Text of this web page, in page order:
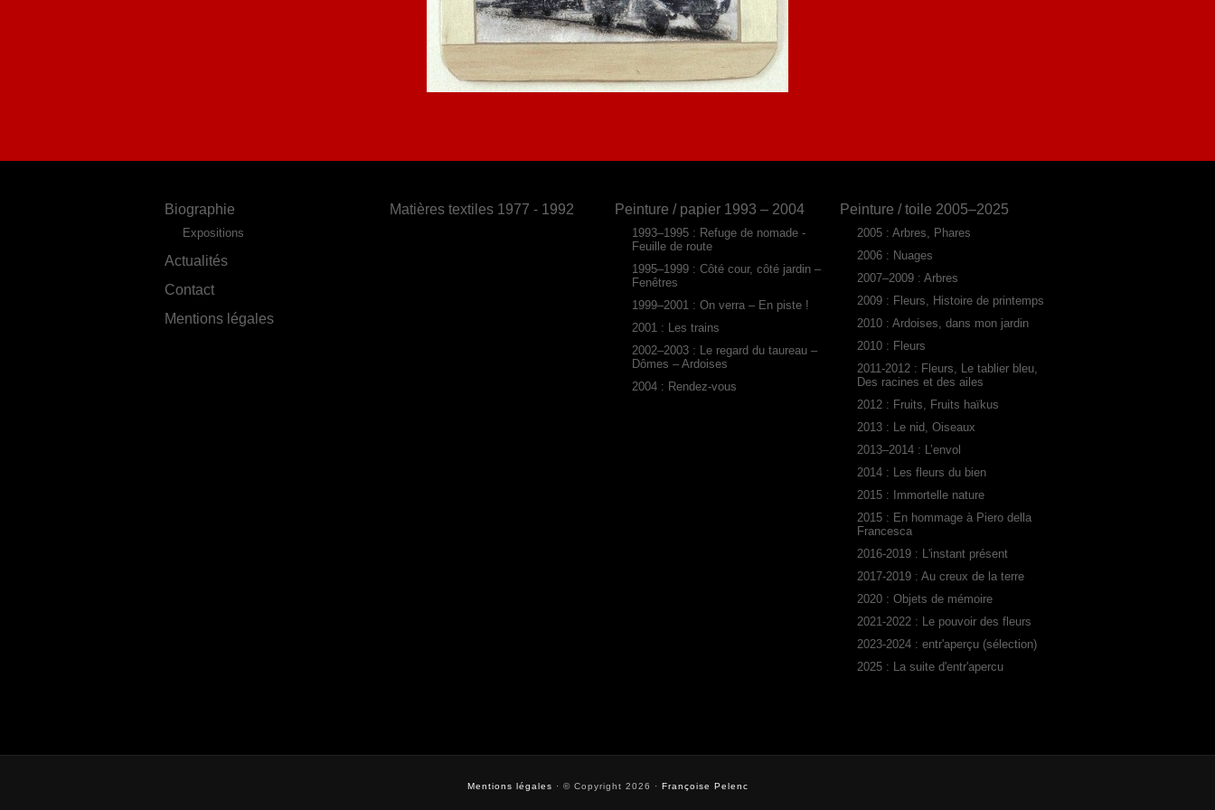
Biographie
Expositions
Actualités
Contact
Mentions légales
Matières textiles 1977 - 1992 Peinture / papier 1993 – 2004
1993–1995 : Refuge de nomade -
Feuille de route
1995–1999 : Côté cour, côté jardin –
Fenêtres
1999–2001 : On verra – En piste !
2001 : Les trains
2002–2003 : Le regard du taureau –
Dômes – Ardoises
2004 : Rendez-vous
Peinture / toile 2005–2025
2005 : Arbres, Phares
2006 : Nuages
2007–2009 : Arbres
2009 : Fleurs, Histoire de printemps
2010 : Ardoises, dans mon jardin
2010 : Fleurs
2011-2012 : Fleurs, Le tablier bleu,
Des racines et des ailes
2012 : Fruits, Fruits haïkus
2013 : Le nid, Oiseaux
2013–2014 : L’envol
2014 : Les fleurs du bien
2015 : Immortelle nature
2015 : En hommage à Piero della
Francesca
2016-2019 : L'instant présent
2017-2019 : Au creux de la terre
2020 : Objets de mémoire
2021-2022 : Le pouvoir des fleurs
2023-2024 : entr'aperçu (sélection)
2025 : La suite d'entr'apercu
Mentions légales · © Copyright 2026 · Françoise Pelenc